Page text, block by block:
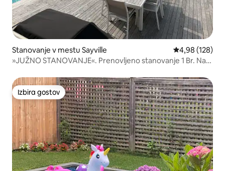
Stanovanje v mestu Sayville Povprečna
4,98 (128)
»JUŽNO STANOVANJE«. Prenovljeno stanovanje 1 Br. Na
Izbira gostov
Izbira gostov